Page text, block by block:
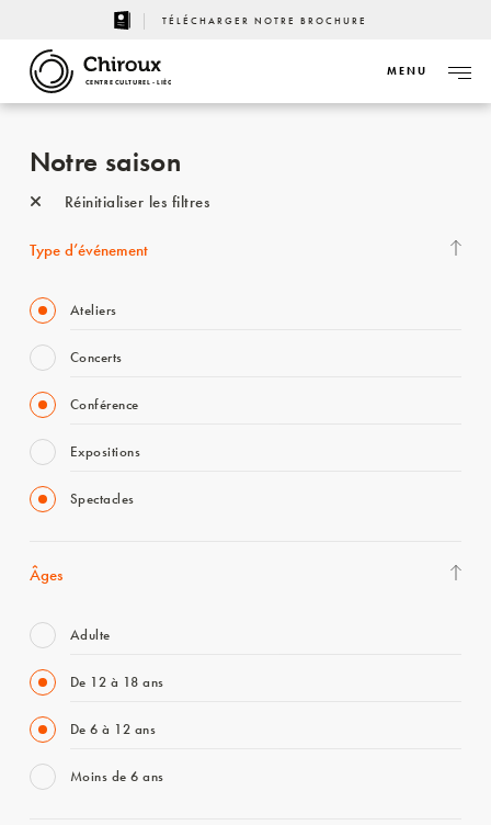
TÉLÉCHARGER NOTRE BROCHURE
CENTRE CULTUREL - LIÈGE
MENU
Notre saison
Réinitialiser les filtres
Type d’événement
Ateliers
Concerts
Conférence
Expositions
Spectacles
Âges
Adulte
De 12 à 18 ans
De 6 à 12 ans
Moins de 6 ans